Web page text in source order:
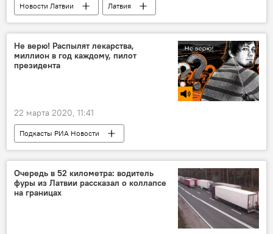
Новости Латвии
Латвия
коронавирус
Не верю! Распылят лекарства,
миллион в год каждому, пилот
президента
22 марта 2020, 11:41
Подкасты РИА Новости
Радио Sputnik Латвия
фейк
Очередь в 52 километра: водитель
фуры из Латвии рассказал о коллапсе
на границах